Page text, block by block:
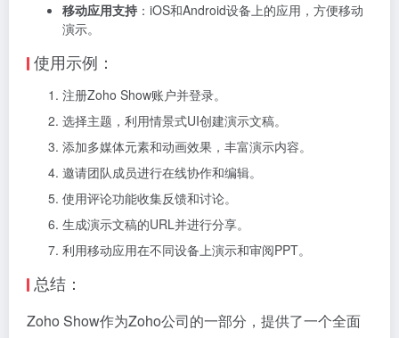
移动应用支持 ：iOS和Android设备上的应用，方便移动
演示。
使用示例：
注册Zoho Show账户并登录。
选择主题，利用情景式UI创建演示文稿。
添加多媒体元素和动画效果，丰富演示内容。
邀请团队成员进行在线协作和编辑。
使用评论功能收集反馈和讨论。
生成演示文稿的URL并进行分享。
利用移动应用在不同设备上演示和审阅PPT。
总结：
Zoho Show作为Zoho公司的一部分，提供了一个全面